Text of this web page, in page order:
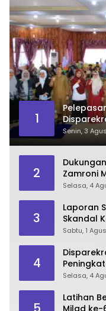
1
Senin, 3
2
Zamroni
Selasa, 4
3
Laporan
Skandal
Sabtu, 1
4
Studi S3
Selasa, 4
Latihan